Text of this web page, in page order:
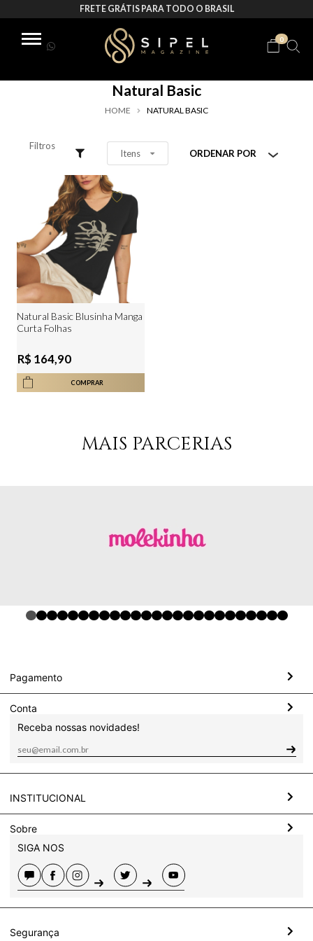
FRETE GRÁTIS PARA TODO O BRASIL
0
Natural Basic
HOME NATURAL BASIC
Filtros
Itens ORDENAR POR
Natural Basic Blusinha Manga
Curta Folhas
R$ 164,90
COMPRAR
MAIS PARCERIAS
Pagamento
Conta
Receba nossas novidades!
INSTITUCIONAL
Sobre
SIGA NOS
Segurança